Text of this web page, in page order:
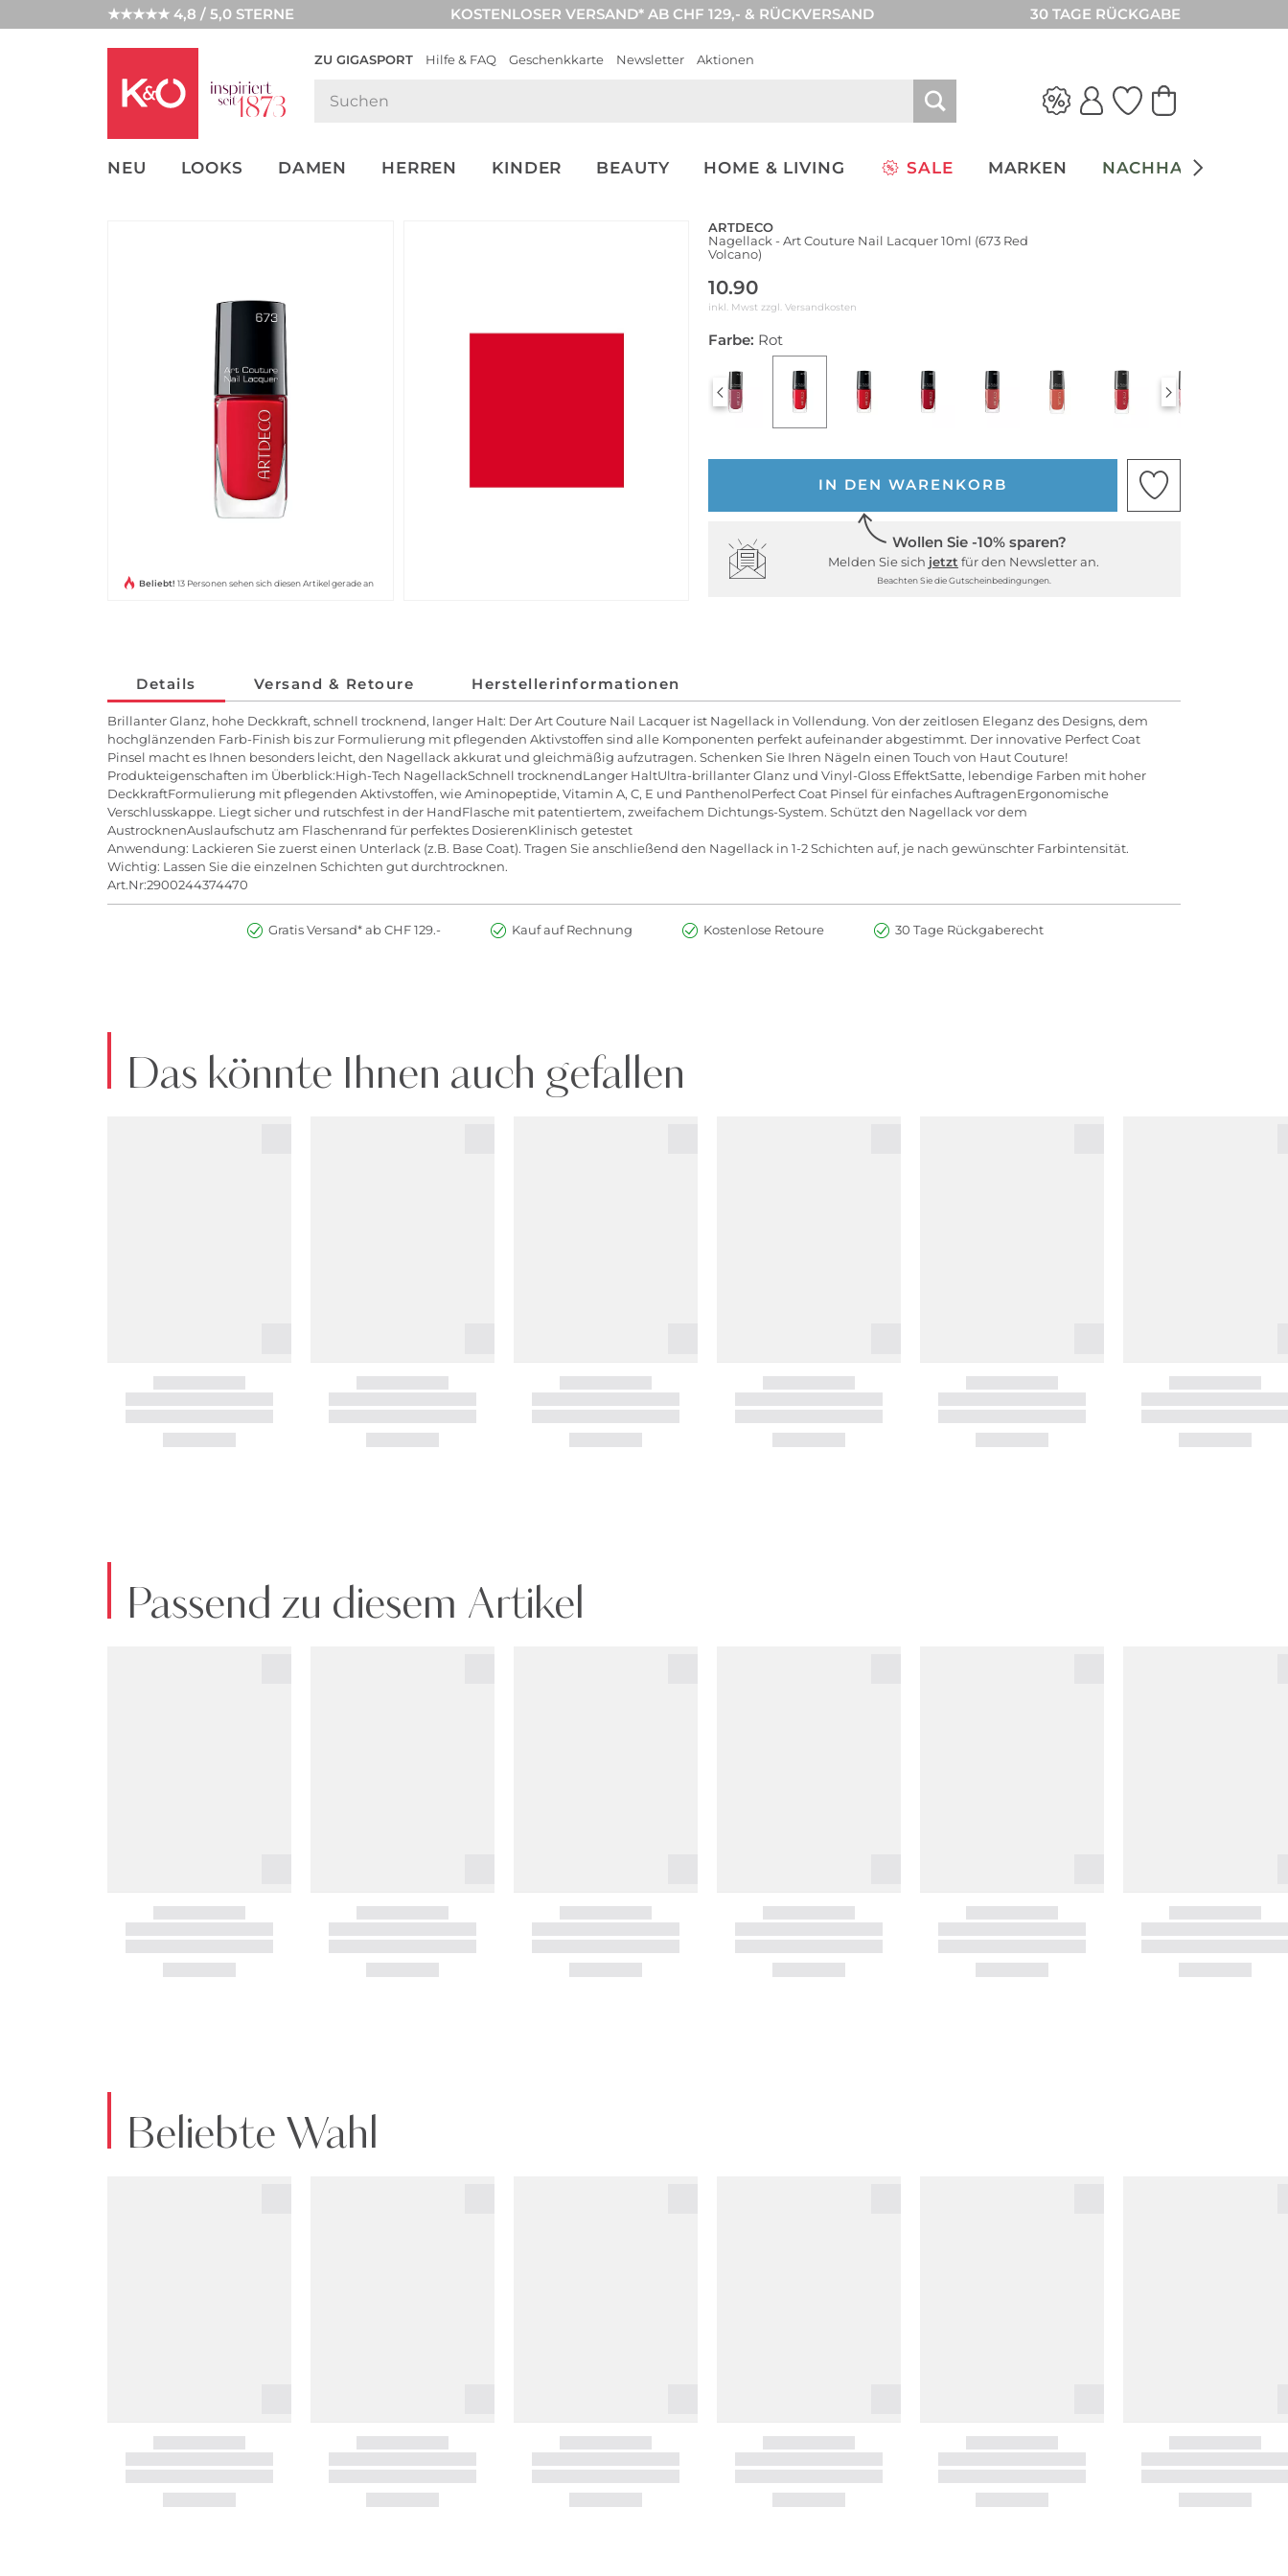
★★★★★ 4,8 / 5,0 STERNE KOSTENLOSER VERSAND* AB CHF 129,- & RÜCKVERSAND 30 TAGE RÜCKGABE
ZU GIGASPORT Hilfe & FAQ Geschenkkarte Newsletter Aktionen
NEU LOOKS DAMEN HERREN KINDER BEAUTY HOME & LIVING SALE MARKEN NACHHALTIGKEIT
NEW IN
WEDDING
Beliebt! 13 Personen sehen sich diesen Artikel gerade an
ARTDECO
Nagellack - Art Couture Nail Lacquer 10ml (673 Red
Volcano)
10.90
inkl. Mwst zzgl. Versandkosten
Farbe: Rot
IN DEN WARENKORB
Wollen Sie -10% sparen?
Melden Sie sich jetzt für den Newsletter an.
Beachten Sie die Gutscheinbedingungen.
Details Versand & Retoure Herstellerinformationen
Brillanter Glanz, hohe Deckkraft, schnell trocknend, langer Halt: Der Art Couture Nail Lacquer ist Nagellack in Vollendung. Von der zeitlosen Eleganz des Designs, dem
hochglänzenden Farb-Finish bis zur Formulierung mit pflegenden Aktivstoffen sind alle Komponenten perfekt aufeinander abgestimmt. Der innovative Perfect Coat
Pinsel macht es Ihnen besonders leicht, den Nagellack akkurat und gleichmäßig aufzutragen. Schenken Sie Ihren Nägeln einen Touch von Haut Couture!
Produkteigenschaften im Überblick:High-Tech NagellackSchnell trocknendLanger HaltUltra-brillanter Glanz und Vinyl-Gloss EffektSatte, lebendige Farben mit hoher
DeckkraftFormulierung mit pflegenden Aktivstoffen, wie Aminopeptide, Vitamin A, C, E und PanthenolPerfect Coat Pinsel für einfaches AuftragenErgonomische
Verschlusskappe. Liegt sicher und rutschfest in der HandFlasche mit patentiertem, zweifachem Dichtungs-System. Schützt den Nagellack vor dem
AustrocknenAuslaufschutz am Flaschenrand für perfektes DosierenKlinisch getestet
Anwendung: Lackieren Sie zuerst einen Unterlack (z.B. Base Coat). Tragen Sie anschließend den Nagellack in 1-2 Schichten auf, je nach gewünschter Farbintensität.
Wichtig: Lassen Sie die einzelnen Schichten gut durchtrocknen.
Art.Nr:2900244374470
Gratis Versand* ab CHF 129.- Kauf auf Rechnung Kostenlose Retoure 30 Tage Rückgaberecht
Das könnte Ihnen auch gefallen
Passend zu diesem Artikel
Beliebte Wahl